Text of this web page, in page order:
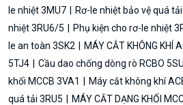
le nhiệt 3MU7
Rơ-le nhiệt bảo vệ quá
nhiệt 3RU6/5
Phụ kiện cho rơ-le nhiệt
le an toàn 3SK2
MÁY CẮT KHÔNG KHÍ
5TJ4
Cầu dao chống dòng rò RCBO
khối MCCB 3VA1
Máy cắt không khí
quá tải 3RU5
MÁY CẮT DẠNG KHỐI